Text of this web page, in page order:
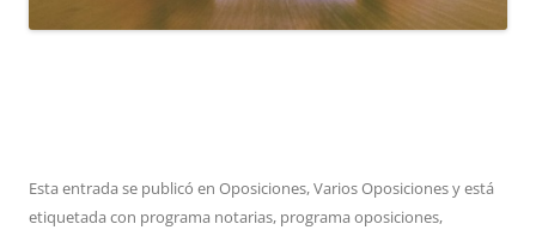
Esta entrada se publicó en Oposiciones,Varios Oposicionesy está
etiquetada con programa notarias, programa oposiciones,